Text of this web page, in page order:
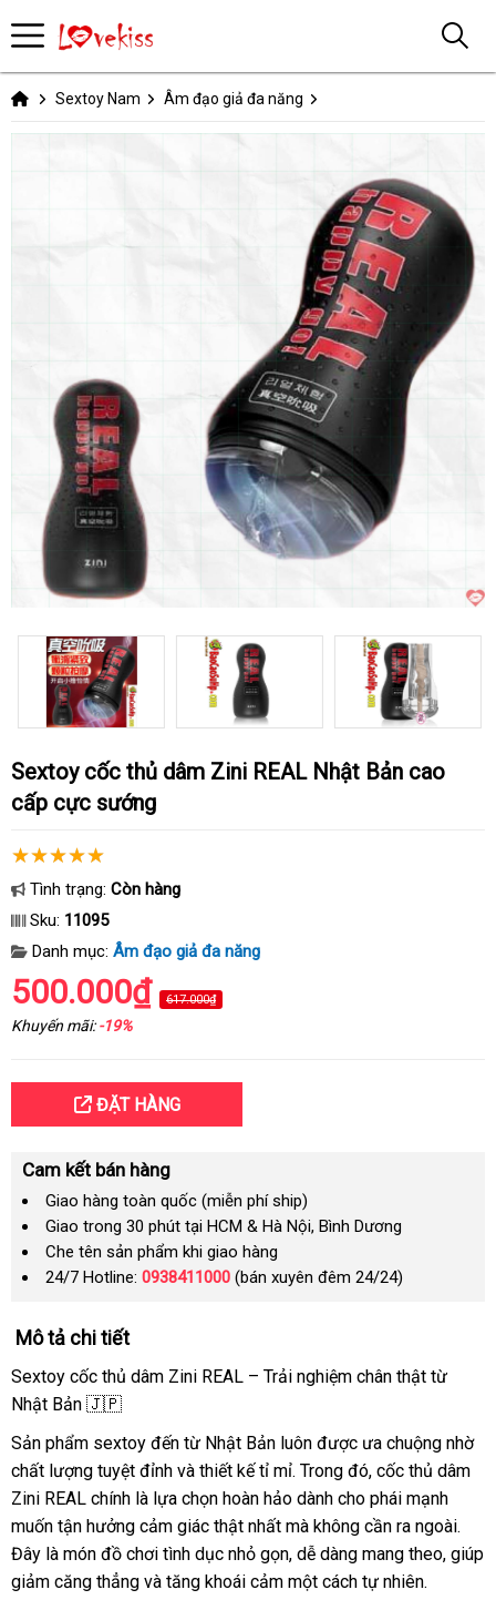
Sextoy Nam Âm đạo giả đa năng
Sextoy cốc thủ dâm Zini REAL Nhật Bản cao
cấp cực sướng
Tình trạng: Còn hàng
Sku: 11095
Danh mục: Âm đạo giả đa năng
500.000₫ 617.000₫
Khuyến mãi:-19%
ĐẶT HÀNG
Cam kết bán hàng
Giao hàng toàn quốc (miễn phí ship)
Giao trong 30 phút tại HCM & Hà Nội, Bình Dương
Che tên sản phẩm khi giao hàng
24/7 Hotline: 0938411000 (bán xuyên đêm 24/24)
Mô tả chi tiết
Sextoy cốc thủ dâm Zini REAL – Trải nghiệm chân thật từ
Nhật Bản 🇯🇵
Sản phẩm sextoy đến từ Nhật Bản luôn được ưa chuộng nhờ
chất lượng tuyệt đỉnh và thiết kế tỉ mỉ. Trong đó, cốc thủ dâm
Zini REAL chính là lựa chọn hoàn hảo dành cho phái mạnh
muốn tận hưởng cảm giác thật nhất mà không cần ra ngoài.
Đây là món đồ chơi tình dục nhỏ gọn, dễ dàng mang theo, giúp
giảm căng thẳng và tăng khoái cảm một cách tự nhiên.